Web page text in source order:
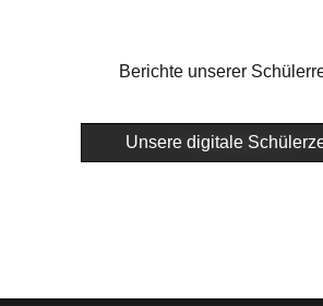
Berichte unserer
Unsere digitale